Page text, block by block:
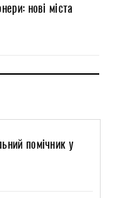
нові міста
помічник у